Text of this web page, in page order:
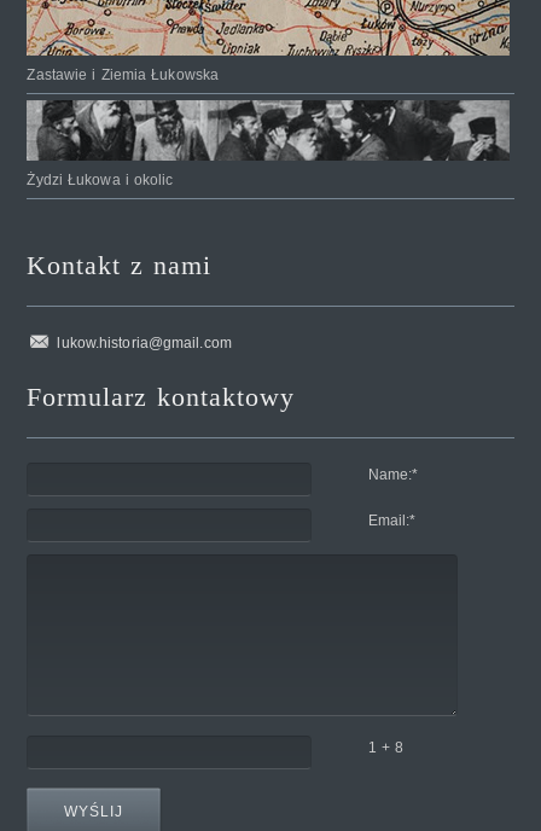
Zastawie i Ziemia Łukowska
Żydzi Łukowa i okolic
Kontakt z nami
lukow.historia@gmail.com
Formularz kontaktowy
Name:*
Email:*
1 + 8